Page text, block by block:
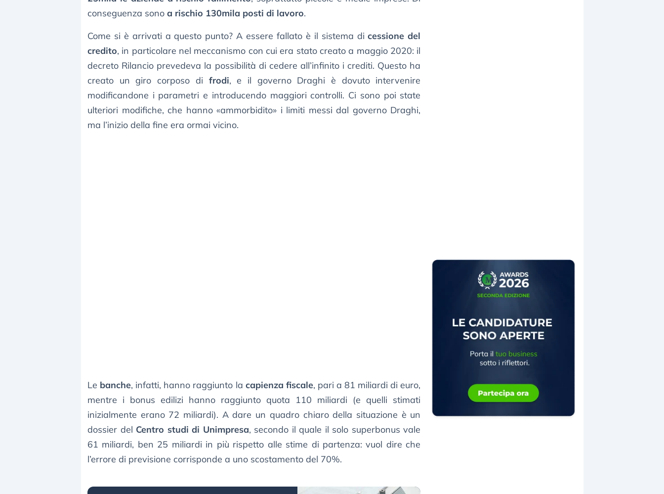
conseguenza sono a rischio 130mila posti di lavoro.
Come si è arrivati a questo punto? A essere fallato è il sistema dicessione del
credito, in particolare nel meccanismo con cui era stato creato a maggio 2020: il
decreto Rilancio prevedeva la possibilità di cedere all’infinito i crediti. Questo ha
creato un giro corposo di frodi, e il governo Draghi è dovuto intervenire
modificandone i parametri e introducendo maggiori controlli. Ci sono poi state
ulteriori modifiche, che hanno «ammorbidito» i limiti messi dal governo Draghi,
ma l’inizio della fine era ormai vicino.
Le banche, infatti, hanno raggiunto la capienza fiscale, pari a 81 miliardi di euro,
mentre i bonus edilizi hanno raggiunto quota 110 miliardi (e quelli stimati
inizialmente erano 72 miliardi). A dare un quadro chiaro della situazione è un
dossier del Centro studi di Unimpresa, secondo il quale il solo superbonus vale
61 miliardi, ben 25 miliardi in più rispetto alle stime di partenza: vuol dire che
l’errore di previsione corrisponde a uno scostamento del 70%.